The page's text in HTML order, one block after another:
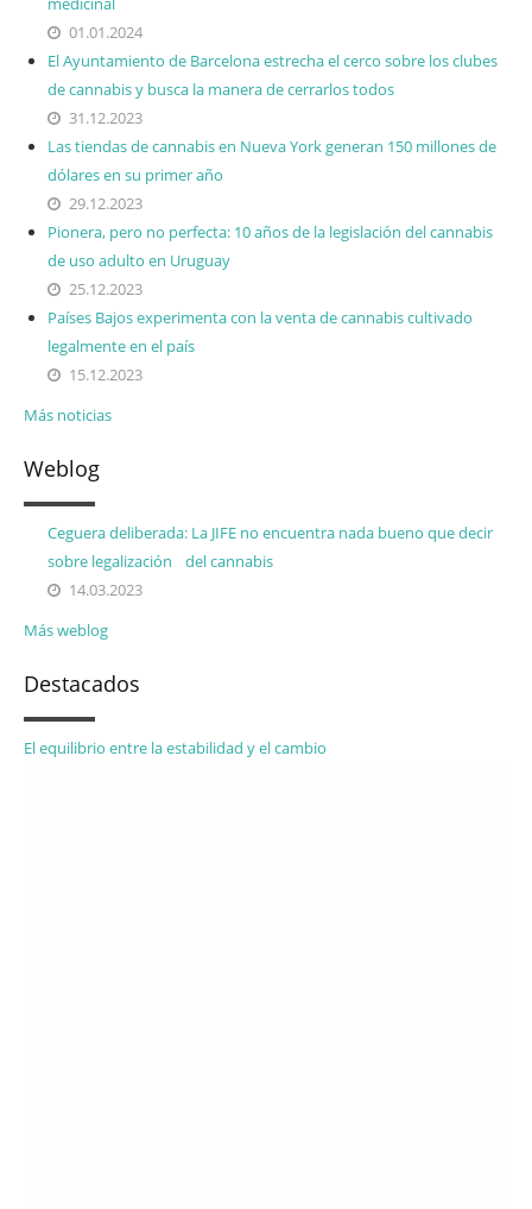
01.01.2024
El Ayuntamiento de Barcelona estrecha el cerco sobre los clubes
de cannabis y busca la manera de cerrarlos todos
31.12.2023
Las tiendas de cannabis en Nueva York generan 150 millones de
dólares en su primer año
29.12.2023
Pionera, pero no perfecta: 10 años de la legislación del cannabis
de uso adulto en Uruguay
25.12.2023
Países Bajos experimenta con la venta de cannabis cultivado
legalmente en el país
15.12.2023
Más noticias
Weblog
Ceguera deliberada: La JIFE no encuentra nada bueno que decir
sobre legalización del cannabis
14.03.2023
Más weblog
Destacados
El equilibrio entre la estabilidad y el cambio